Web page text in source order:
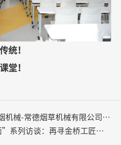
统！
堂！
德烟草机械有限公司”重塑会议生命力！
列访谈：再寻金桥工匠精神！